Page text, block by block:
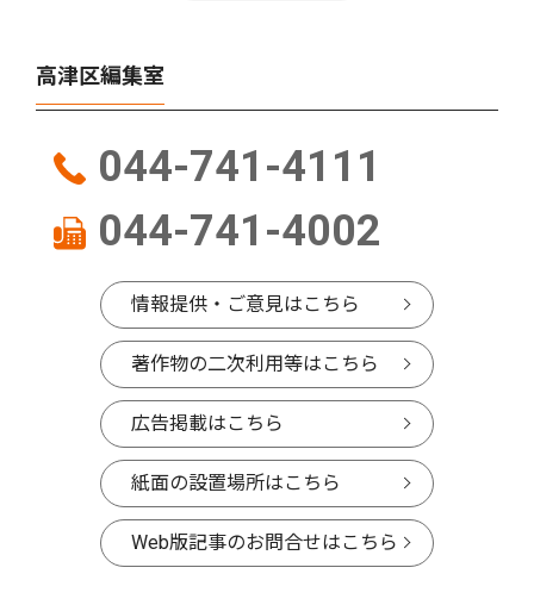
高津区編集室
044-741-4111
044-741-4002
情報提供・ご意見はこちら
著作物の二次利用等はこちら
広告掲載はこちら
紙面の設置場所はこちら
Web版記事のお問合せはこちら